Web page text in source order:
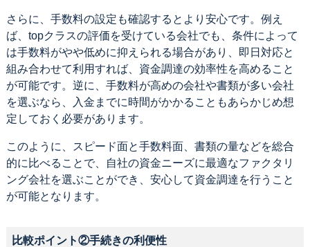
さらに、手数料の設定も確認するとより安心です。例え
ば、topクラスの評価を受けている会社でも、条件によって
は手数料がやや低めに抑えられる場合があり、即日対応と
組み合わせて利用すれば、資金調達の効率性を高めること
が可能です。逆に、手数料が高めの会社や書類が多い会社
を選ぶなら、入金までに時間がかかることもあらかじめ想
定しておく必要があります。
このように、スピード面と手数料面、書類の量などを総合
的に比べることで、自社の資金ニーズに最適なファクタリ
ング会社を選ぶことができ、安心して資金調達を行うこと
が可能となります。
比較ポイント②手続きの利便性